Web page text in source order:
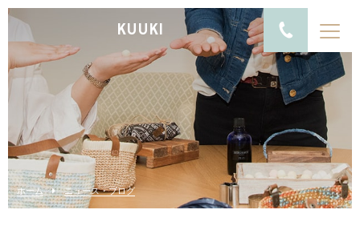
KUUKI
ホーム ニュース・ブログ